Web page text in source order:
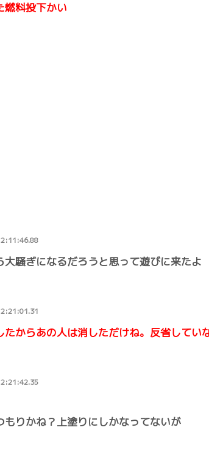
燃料投下かい
大騒ぎになるだろうと思って遊びに来たよ
からあの人は消しただけね。反省してい
りかね？上塗りにしかなってないが